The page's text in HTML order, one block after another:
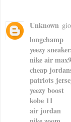
Unknown
longchamp
yeezy
nike air
cheap
patriots
yeezy boost
kobe 11
air jordan